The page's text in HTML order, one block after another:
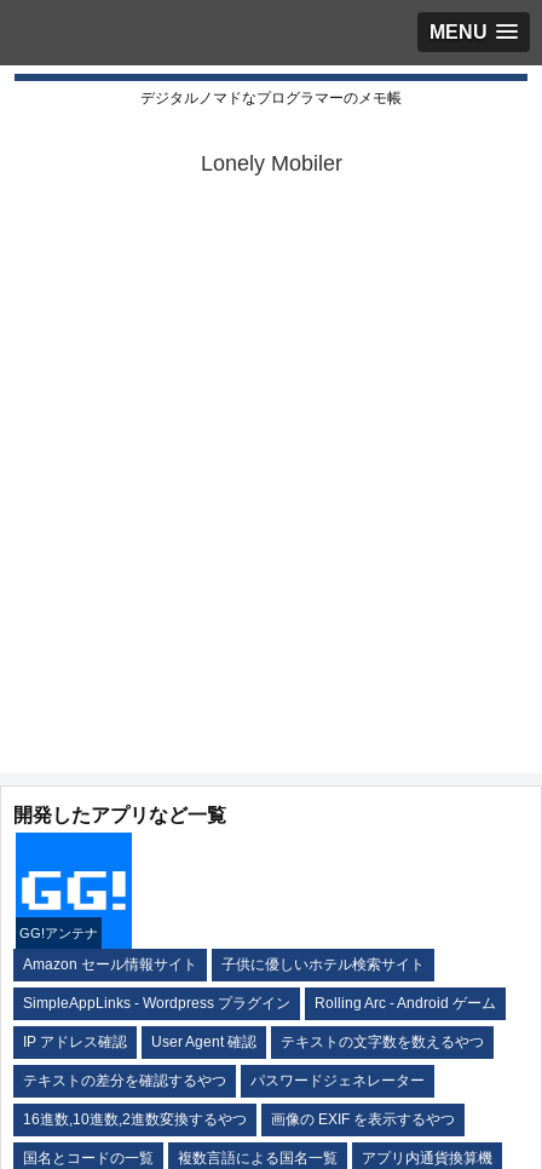
MENU
デジタルノマドなプログラマーのメモ帳
Lonely Mobiler
開発したアプリなど一覧
GG!アンテナ
Amazon セール情報サイト 子供に優しいホテル検索サイト
SimpleAppLinks - Wordpress プラグイン Rolling Arc - Android ゲーム
IP アドレス確認 User Agent 確認 テキストの文字数を数えるやつ
テキストの差分を確認するやつ パスワードジェネレーター
16進数,10進数,2進数変換するやつ 画像の EXIF を表示するやつ
国名とコードの一覧 複数言語による国名一覧 アプリ内通貨換算機